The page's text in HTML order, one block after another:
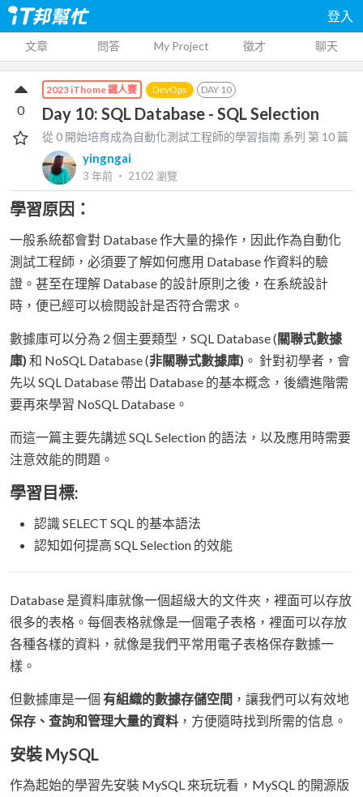
登入
文章 問答 My Project 徵才 聊天
2023 iThome 鐵人賽 DevOps DAY 10
Day 10: SQL Database - SQL Selection
從 0 開始培育成為自動化測試工程師的學習指南 系列 第 10 篇
yingngai
3 年前 ‧ 2102 瀏覽
0
學習原因：
一般系統都會對 Database 作大量的操作，因此作為自動化
測試工程師，必須要了解如何應用 Database 作資料的驗
證。甚至在理解 Database 的設計原則之後，在系統設計
時，便已經可以檢閱設計是否符合需求。
數據庫可以分為 2 個主要類型，SQL Database ( 關聯式數據
庫) 和 NoSQL Database (非關聯式數據庫) 。 針對初學者，會
先以 SQL Database 帶出 Database 的基本概念，後續進階需
要再來學習 NoSQL Database。
而這一篇主要先講述 SQL Selection 的語法，以及應用時需要
注意效能的問題。
學習目標:
認識 SELECT SQL 的基本語法
認知如何提高 SQL Selection 的效能
Database 是資料庫就像一個超級大的文件夾，裡面可以存放
很多的表格。每個表格就像是一個電子表格，裡面可以存放
各種各樣的資料，就像是我們平常用電子表格保存數據一
樣。
但數據庫是一個 有組織的數據存儲空間 ，讓我們可以有效地
保存、查詢和管理大量的資料 ，方便隨時找到所需的信息。
安裝 MySQL
作為起始的學習先安裝 MySQL 來玩玩看，MySQL 的開源版